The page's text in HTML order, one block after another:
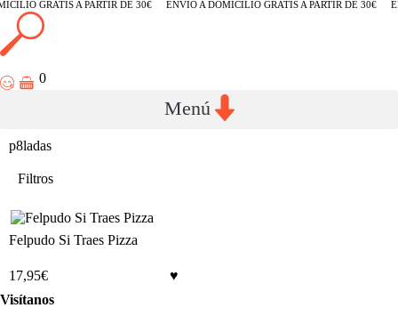
GRATIS A PARTIR DE 30€ ENVÍO A DOMICILIO GRATIS A PARTIR DE 30€
0
p8ladas
Filtros
Felpudo Si Traes Pizza
17,95€
Visítanos